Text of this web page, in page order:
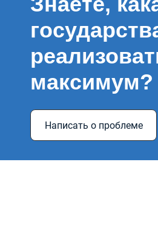
максимум?
Написать о проблеме